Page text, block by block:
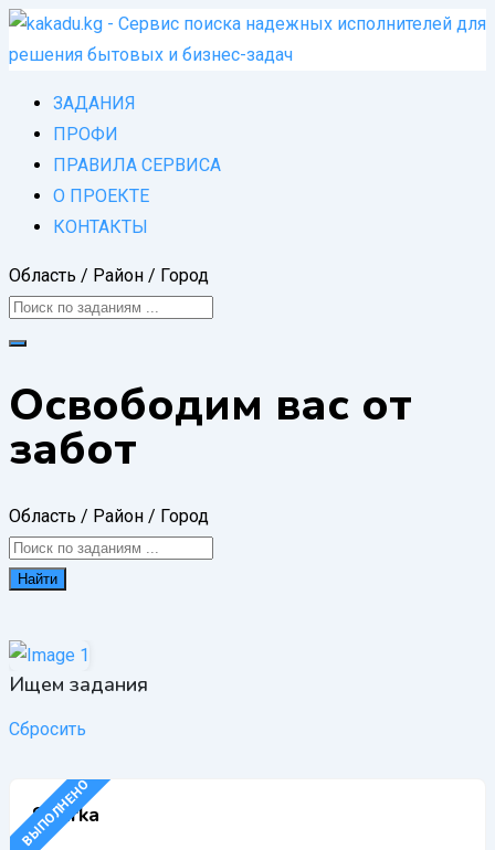
Skip
to
ЗАДАНИЯ
ПРОФИ
ПРАВИЛА СЕРВИСА
О ПРОЕКТЕ
КОНТАКТЫ
Область / Район / Город
Освободим вас от
забот
Область / Район / Город
Найти
Ищем задания
Сбросить
ВЫПОЛНЕНО
Sivarka